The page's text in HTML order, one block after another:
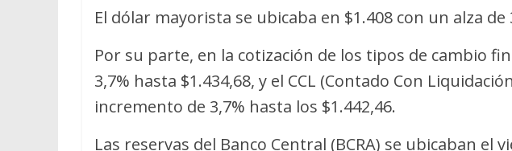
El dólar mayorista se ubicaba en $1.408 con un alza de
Por su parte, en la cotización de los tipos de cambio
3,7% hasta $1.434,68, y el CCL (Contado Con
incremento de 3,7% hasta los $1.442,46.
Las reservas del Banco Central (BCRA) se ubicaban el